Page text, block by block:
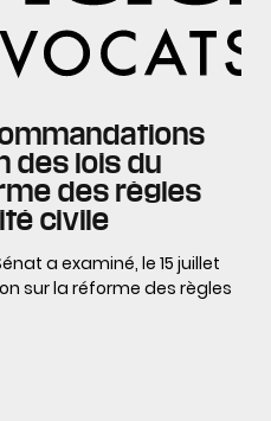
des lois du
des règles
civile
a examiné, le 15 juillet
sur la réforme des règles